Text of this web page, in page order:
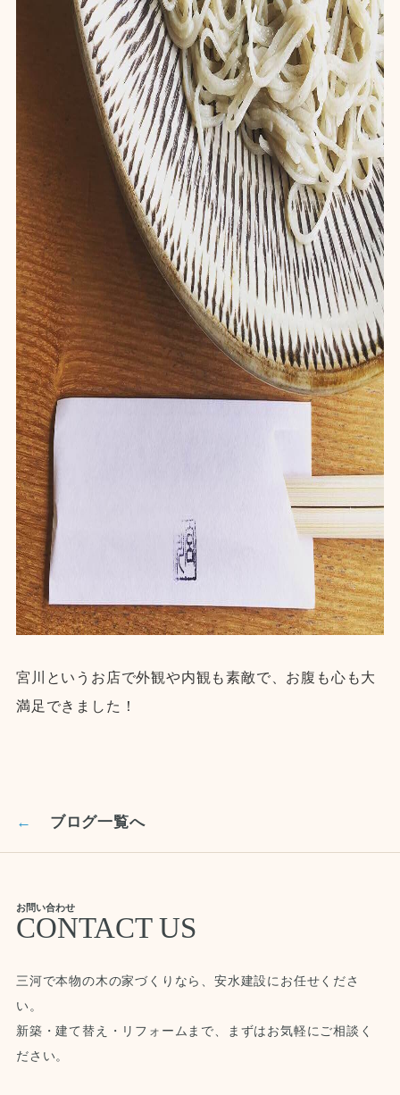
宮川というお店で外観や内観も素敵で、お腹も心も大
満足できました！
← ブログ一覧へ
お問い合わせ
CONTACT US
三河で本物の木の家づくりなら、安水建設にお任せくださ
い。
新築・建て替え・リフォームまで、まずはお気軽にご相談く
ださい。